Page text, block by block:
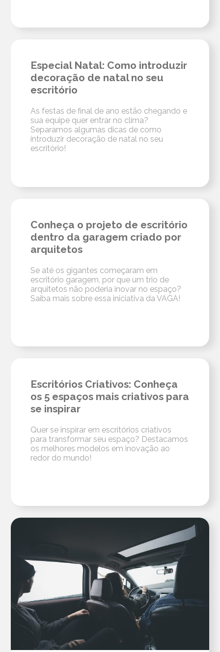
Especial Natal: Como introduzir
decoração de natal no seu
escritório
As festas de final de ano estão chegando e
sua equipe quer entrar no clima?
Separamos algumas dicas de como
introduzir decoração de natal no seu
escritório!
Conheça o projeto de escritório
dentro da garagem criado por
arquitetos
Se até os gigantes começaram em
escritório garagem, por que um trio de
arquitetos não poderia inovar no espaço?
Saiba mais sobre essa iniciativa da VAGA!
Escritórios Criativos: Conheça
os 5 espaços mais criativos para
se inspirar
Quer se inspirar em escritórios criativos
para transformar seu espaço? Destacamos
os melhores modelos em inovação ao
redor do mundo!